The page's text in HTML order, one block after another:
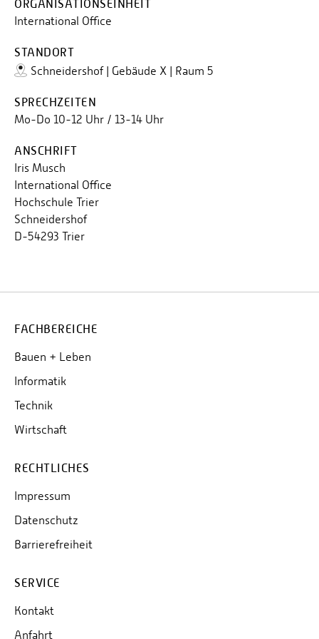
ORGANISATIONSEINHEIT
International Office
STANDORT
Schneidershof | Gebäude X | Raum 5
SPRECHZEITEN
Mo-Do 10-12 Uhr / 13-14 Uhr
ANSCHRIFT
Iris Musch
International Office
Hochschule Trier
Schneidershof
D-54293 Trier
FACHBEREICHE
Bauen + Leben
Informatik
Technik
Wirtschaft
RECHTLICHES
Impressum
Datenschutz
Barrierefreiheit
SERVICE
Kontakt
Anfahrt